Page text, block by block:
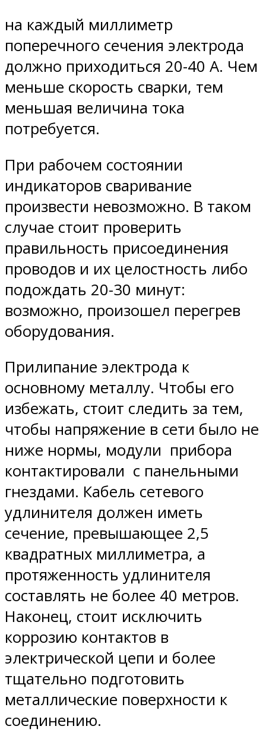
на каждый миллиметр
поперечного сечения электрода
должно приходиться 20-40 А. Чем
меньше скорость сварки, тем
меньшая величина тока
потребуется.
При рабочем состоянии
индикаторов сваривание
произвести невозможно. В таком
случае стоит проверить
правильность присоединения
проводов и их целостность либо
подождать 20-30 минут:
возможно, произошел перегрев
оборудования.
Прилипание электрода к
основному металлу. Чтобы его
избежать, стоит следить за тем,
чтобы напряжение в сети было не
ниже нормы, модули прибора
контактировали с панельными
гнездами. Кабель сетевого
удлинителя должен иметь
сечение, превышающее 2,5
квадратных миллиметра, а
протяженность удлинителя
составлять не более 40 метров.
Наконец, стоит исключить
коррозию контактов в
электрической цепи и более
тщательно подготовить
металлические поверхности к
соединению.